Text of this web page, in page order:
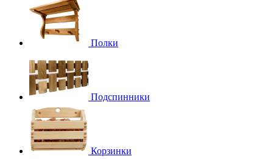
Полки
Подспинники
Корзинки